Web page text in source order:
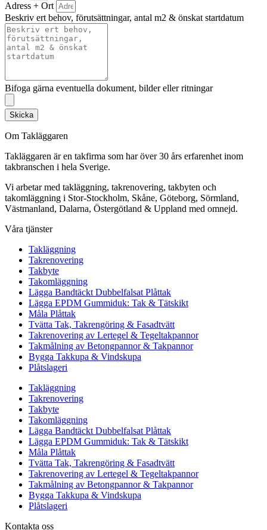
Adress + Ort
Beskriv ert behov, förutsättningar, antal m2 & önskat startdatum
Bifoga gärna eventuella dokument, bilder eller ritningar
Skicka
Om Takläggaren
Takläggaren är en takfirma som har över 30 års erfarenhet inom
takbranschen i hela Sverige.
Vi arbetar med takläggning, takrenovering, takbyten och
takomläggning i Stor-Stockholm, Skåne, Göteborg, Sörmland,
Västmanland, Dalarna, Östergötland & Uppland med omnejd.
Våra tjänster
Takläggning
Takrenovering
Takbyte
Takomläggning
Lägga Bandtäckt Dubbelfalsat Plåttak
Lägga EPDM Gummiduk: Tak & Tätskikt
Måla Plåttak
Tvätta Tak, Takrengöring & Fasadtvätt
Takrenovering av Lertegel & Tegeltakpannor
Takmålning av Betongpannor & Takpannor
Bygga Takkupa & Vindskupa
Plåtslageri
Takläggning
Takrenovering
Takbyte
Takomläggning
Lägga Bandtäckt Dubbelfalsat Plåttak
Lägga EPDM Gummiduk: Tak & Tätskikt
Måla Plåttak
Tvätta Tak, Takrengöring & Fasadtvätt
Takrenovering av Lertegel & Tegeltakpannor
Takmålning av Betongpannor & Takpannor
Bygga Takkupa & Vindskupa
Plåtslageri
Kontakta oss